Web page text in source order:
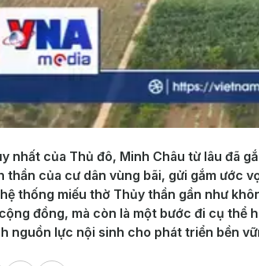
nhất của Thủ đô, Minh Châu từ lâu đã
thần của cư dân vùng bãi, gửi gắm ước
thống miếu thờ Thủy thần gần như
đồng, mà còn là một bước đi cụ thể
nguồn lực nội sinh cho phát triển bền